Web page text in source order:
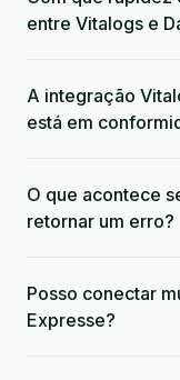
entre Vitalogs e
A integração
está em
O que acontece
retornar um erro?
Posso conectar
Expresse?